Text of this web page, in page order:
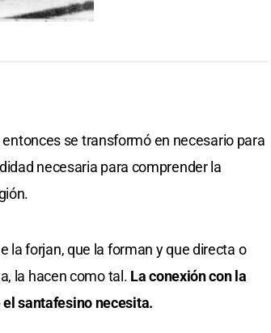
entonces se transformó en necesario para
necesaria para comprender la
la forjan, que la forman y que directa o
la hacen como tal. La conexión con la
santafesino necesita.